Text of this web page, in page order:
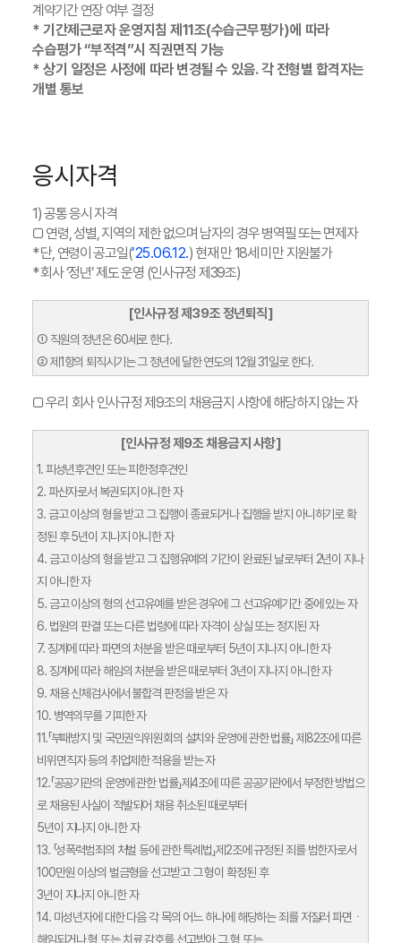
계약기간 연장 여부 결정
* 기간제근로자 운영지침 제11조(수습근무평가)에 따라
수습평가 “부적격”시 직권면직 가능
* 상기 일정은 사정에 따라 변경될 수 있음. 각 전형별 합격자는
개별 통보
응시자격
1) 공통 응시 자격
□ 연령, 성별, 지역의 제한 없으며 남자의 경우 병역필 또는 면제자
* 단, 연령이 공고일(‘25.06.12.) 현재 만 18세 미만 지원불가
* 회사 ‘정년’ 제도 운영 (인사규정 제39조)
[인사규정 제39조 정년퇴직]
① 직원의 정년은 60세로 한다.
② 제1항의 퇴직시기는 그 정년에 달한 연도의 12월 31일로 한다.
□ 우리 회사 인사규정 제9조의 채용금지 사항에 해당하지 않는 자
[인사규정 제9조 채용금지 사항]
1. 피성년후견인 또는 피한정후견인
2. 파산자로서 복권되지 아니한 자
3. 금고 이상의 형을 받고 그 집행이 종료되거나 집행을 받지 아니하기로 확
정된 후 5년이 지나지 아니한 자
4. 금고 이상의 형을 받고 그 집행유예의 기간이 완료된 날로부터 2년이 지나
지 아니한 자
5. 금고 이상의 형의 선고유예를 받은 경우에 그 선고유예기간 중에 있는 자
6. 법원의 판결 또는 다른 법령에 따라 자격이 상실 또는 정지된 자
7. 징계에 따라 파면의 처분을 받은 때로부터 5년이 지나지 아니한 자
8. 징계에 따라 해임의 처분을 받은 때로부터 3년이 지나지 아니한 자
9. 채용 신체검사에서 불합격 판정을 받은 자
10. 병역의무를 기피한 자
11.「부패방지 및 국민권익위원회의 설치와 운영에 관한 법률」 제82조에 따른
비위면직자 등의 취업제한 적용을 받는 자
12.「공공기관의 운영에 관한 법률」제4조에 따른 공공기관에서 부정한 방법으
로 채용된 사실이 적발되어 채용 취소된 때로부터
5년이 지나지 아니한 자
13. 「성폭력범죄의 처벌 등에 관한 특례법」제2조에 규정된 죄를 범한자로서
100만원 이상의 벌금형을 선고받고 그 형이 확정된 후
3년이 지나지 아니한 자
14. 미성년자에 대한 다음 각 목의 어느 하나에 해당하는 죄를 저질러 파면ㆍ
해임되거나 형 또는 치료 감호를 선고받아 그 형 또는